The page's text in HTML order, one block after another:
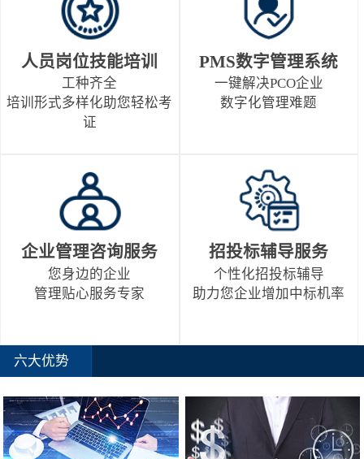
人员岗位技能培训
工种齐全
培训形式多样化助您轻松考
证
PMS数字管理系统
一键解决PCO企业
数字化管理难题
企业管理咨询服务
您身边的企业
管理贴心服务专家
招投标辅导服务
个性化招投标辅导
助力您企业增加中标机率
六大优势